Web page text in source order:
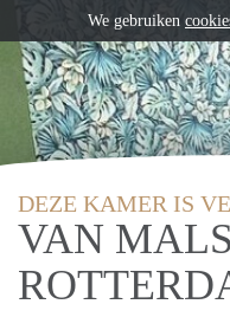
DEZE KAMER IS
VAN
We gebruiken